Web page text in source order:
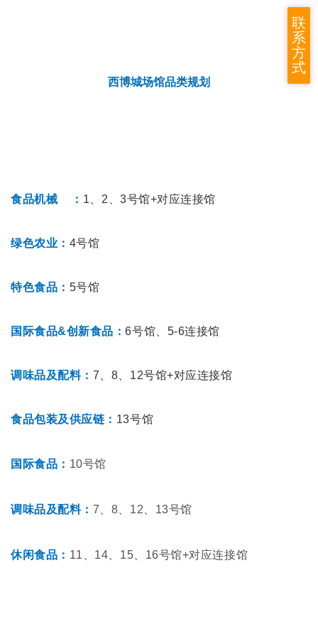
西博城场馆品类规划
食品机械 ： 1、2、3号馆+对应连接馆
绿色农业： 4号馆
特色食品 ： 5号馆
国际食品&创新食品：6号馆、5-6连接馆
调味品及配料： 7、8、12号馆+对应连接馆
食品包装及供应链： 13号馆
国际食品： 10号馆
调味品及配料： 7、8、12、13号馆
休闲食品： 11、14、15、16号馆+对应连接馆
联
系
方
式